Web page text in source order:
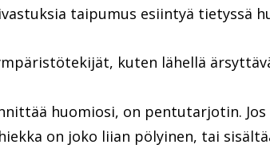
taipumus esiintyä tietyssä
kuten lähellä
huomiosi, on pentutarjotin. Jos
on joko liian pölyinen, tai